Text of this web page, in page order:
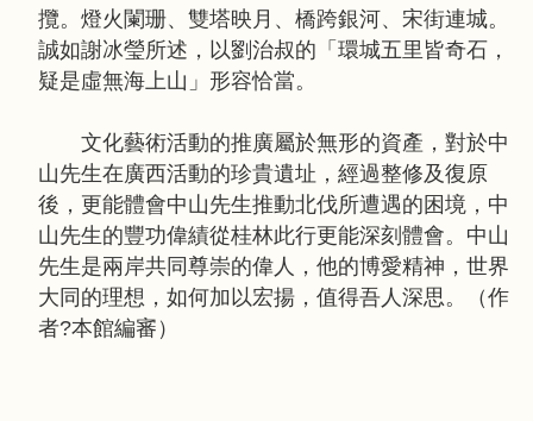
攬。燈火闌珊、雙塔映月、橋跨銀河、宋街連城。
誠如謝冰瑩所述，以劉治叔的「環城五里皆奇石，
疑是虛無海上山」形容恰當。
文化藝術活動的推廣屬於無形的資產，對於中
山先生在廣西活動的珍貴遺址，經過整修及復原
後，更能體會中山先生推動北伐所遭遇的困境，中
山先生的豐功偉績從桂林此行更能深刻體會。中山
先生是兩岸共同尊崇的偉人，他的博愛精神，世界
大同的理想，如何加以宏揚，值得吾人深思。（作
者?本館編審）